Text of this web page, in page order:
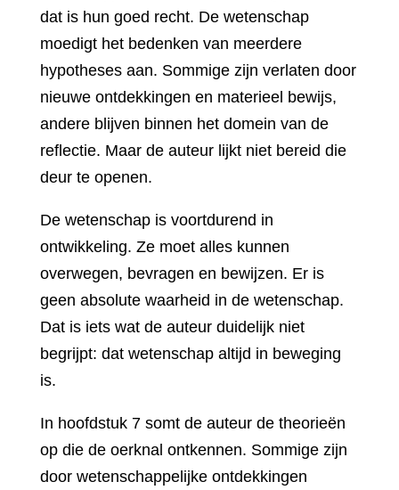
dat is hun goed recht. De wetenschap
moedigt het bedenken van meerdere
hypotheses aan. Sommige zijn verlaten door
nieuwe ontdekkingen en materieel bewijs,
andere blijven binnen het domein van de
reflectie. Maar de auteur lijkt niet bereid die
deur te openen.
De wetenschap is voortdurend in
ontwikkeling. Ze moet alles kunnen
overwegen, bevragen en bewijzen. Er is
geen absolute waarheid in de wetenschap.
Dat is iets wat de auteur duidelijk niet
begrijpt: dat wetenschap altijd in beweging
is.
In hoofdstuk 7 somt de auteur de theorieën
op die de oerknal ontkennen. Sommige zijn
door wetenschappelijke ontdekkingen